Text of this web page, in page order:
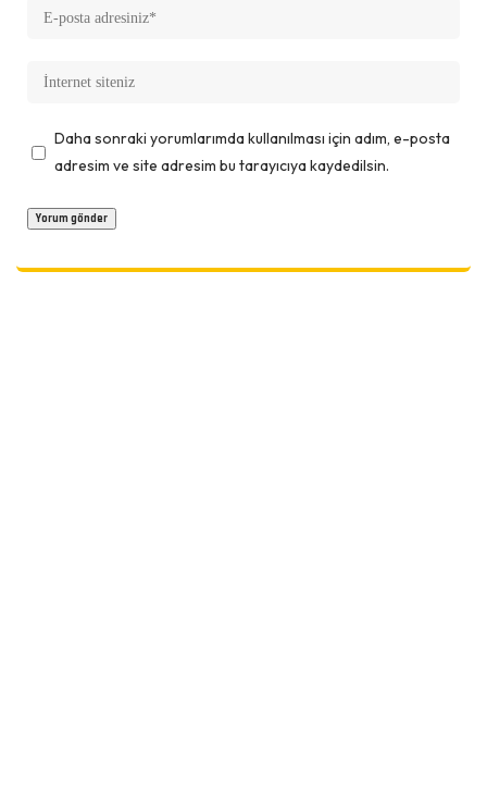
Daha sonraki yorumlarımda kullanılması için adım, e-posta
adresim ve site adresim bu tarayıcıya kaydedilsin.